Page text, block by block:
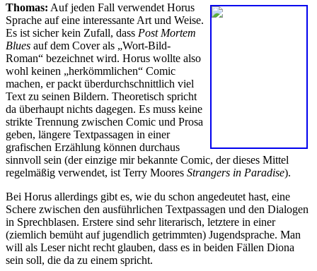
Thomas: Auf jeden Fall verwendet Horus
Sprache auf eine interessante Art und Weise.
Es ist sicher kein Zufall, dass Post Mortem
Blues auf dem Cover als „Wort-Bild-
Roman“ bezeichnet wird. Horus wollte also
wohl keinen „herkömmlichen“ Comic
machen, er packt überdurchschnittlich viel
Text zu seinen Bildern. Theoretisch spricht
da überhaupt nichts dagegen. Es muss keine
strikte Trennung zwischen Comic und Prosa
geben, längere Textpassagen in einer
grafischen Erzählung können durchaus
sinnvoll sein (der einzige mir bekannte Comic, der dieses Mittel
regelmäßig verwendet, ist Terry Moores Strangers in Paradise).
Bei Horus allerdings gibt es, wie du schon angedeutet hast, eine
Schere zwischen den ausführlichen Textpassagen und den Dialogen
in Sprechblasen. Erstere sind sehr literarisch, letztere in einer
(ziemlich bemüht auf jugendlich getrimmten) Jugendsprache. Man
will als Leser nicht recht glauben, dass es in beiden Fällen Diona
sein soll, die da zu einem spricht.